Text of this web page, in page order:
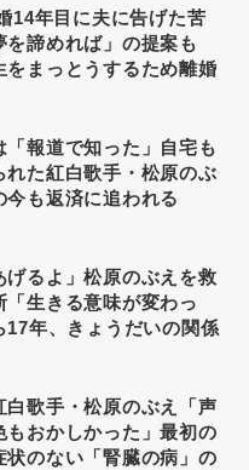
14年目に夫に告げた苦
を諦めれば」の提案も
をまっとうするため離婚
「報道で知った」自宅も
れた紅白歌手・松原のぶ
今も返済に追われる
げるよ」松原のぶえを救
「生きる意味が変わっ
17年、きょうだいの関係
白歌手・松原のぶえ「声
もおかしかった」最初の
状のない「腎臓の病」の